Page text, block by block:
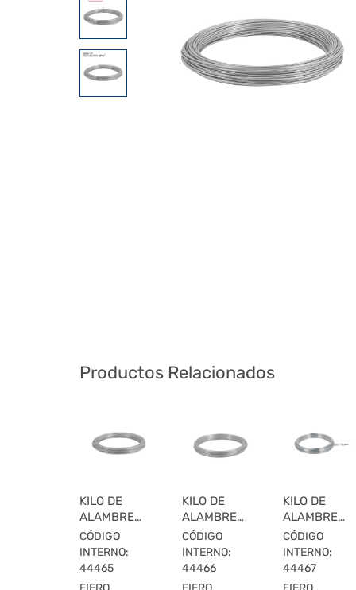
Productos Relacionados
KILO DE
ALAMBRE
GALVANIZADO,
CALIBRE 12.5,
FIERO
CÓDIGO
INTERNO:
44465
KILO DE
ALAMBRE
GALVANIZADO,
CALIBRE 14.5,
FIERO
CÓDIGO
INTERNO:
44466
KILO DE
ALAMBRE
CALIBRE 16,
FIERO
CÓDIGO
INTERNO:
44467